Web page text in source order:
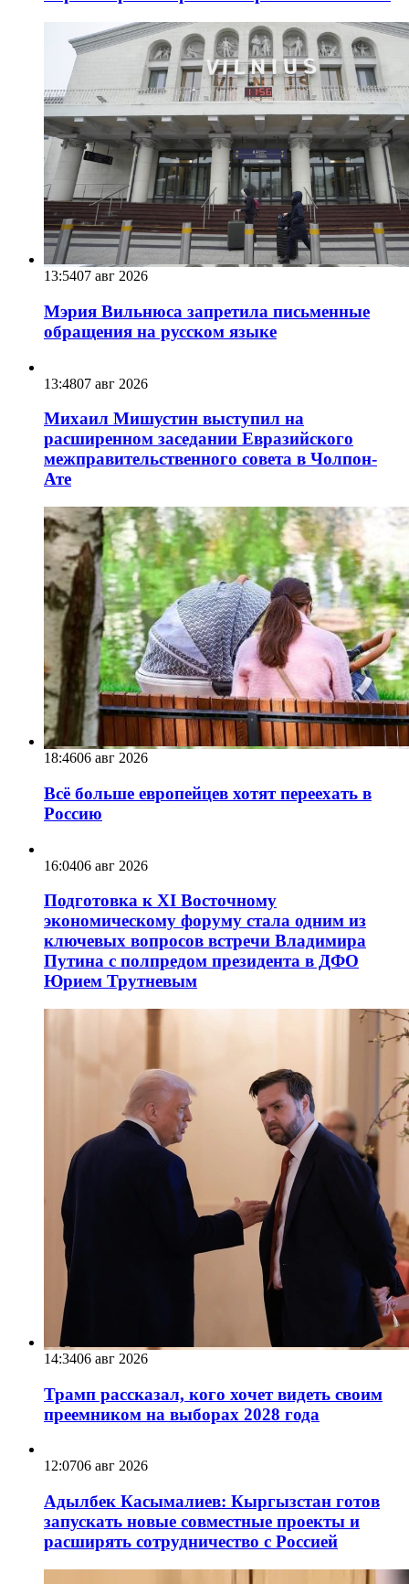
13:5407 авг 2026
Мэрия Вильнюса запретила письменные
обращения на русском языке
13:4807 авг 2026
Михаил Мишустин выступил на
расширенном заседании Евразийского
межправительственного совета в Чолпон-
Ате
18:4606 авг 2026
Всё больше европейцев хотят переехать в
Россию
16:0406 авг 2026
Подготовка к XI Восточному
экономическому форуму стала одним из
ключевых вопросов встречи Владимира
Путина с полпредом президента в ДФО
Юрием Трутневым
14:3406 авг 2026
Трамп рассказал, кого хочет видеть своим
преемником на выборах 2028 года
12:0706 авг 2026
Адылбек Касымалиев: Кыргызстан готов
запускать новые совместные проекты и
расширять сотрудничество с Россией